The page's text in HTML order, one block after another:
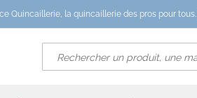
Quincaillerie, la quincaillerie des pros pour tous.